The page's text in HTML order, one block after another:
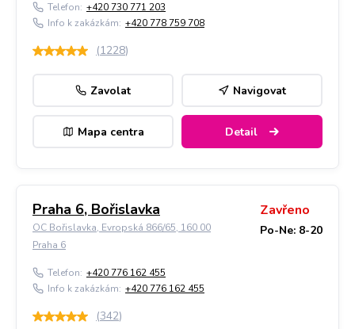
Telefon: +420 730 771 203
Info k zakázkám: +420 778 759 708
(1228)
Zavolat Navigovat
Mapa centra Detail
Praha 6, Bořislavka
OC Bořislavka, Evropská 866/65, 160 00
Praha 6
Zavřeno
Po-Ne: 8-20
Telefon: +420 776 162 455
Info k zakázkám: +420 776 162 455
(342)